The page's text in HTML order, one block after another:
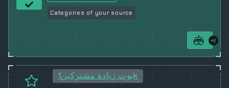
Categories of your source
بوت زيادة مشتركين1k